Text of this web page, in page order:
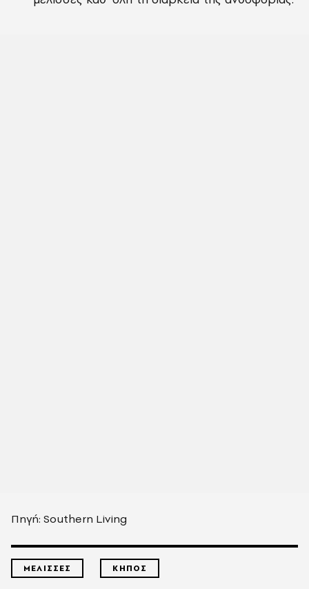
Πηγή: Southern Living
ΜΕΛΙΣΣΕΣ ΚΗΠΟΣ